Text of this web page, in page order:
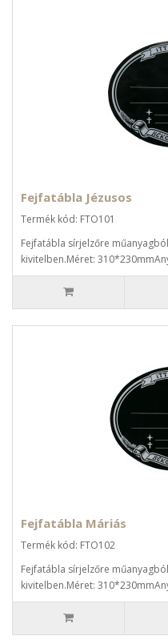
Fejfatábla Jézusos
Termék kód: FTO101
Fejfatábla sírjelzőre
kivitelben.Méret:
Fejfatábla Máriás
Termék kód: FTO102
Fejfatábla sírjelzőre
kivitelben.Méret: